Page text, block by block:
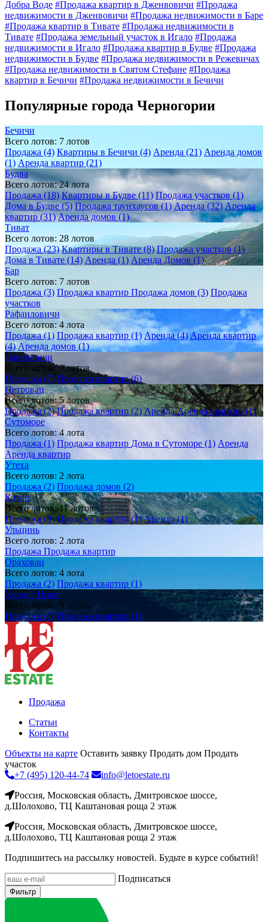
Добра Воде #Продажа квартир в Дженвовичи #Продажа
недвижимости в Дженвовичи #Продажа недвижимости в Баре
#Продажа квартир в Тивате #Продажа недвижимости в
Тивате #Продажа земельный участок в Игало #Продажа
недвижимости в Игало #Продажа квартир в Будве #Продажа
недвижимости в Будве #Продажа недвижимости в Режевичах
#Продажа недвижимости в Святом Стефане #Продажа
квартир в Бечичи #Продажа недвижимости в Бечичи
Популярные города Черногории
Бечичи
Всего лотов: 7 лотов
Продажа (4) Квартиры в Бечичи (4) Аренда (21) Аренда домов
(1) Аренда квартир (21)
Будва
Всего лотов: 24 лота
Продажа (18) Квартиры в Будве (11) Продажа участков (1)
Дома в Будве (5) Продажа таунхаусов (1) Аренда (32) Аренда
квартир (31) Аренда домов (1)
Тиват
Всего лотов: 28 лотов
Продажа (23) Квартиры в Тивате (8) Продажа участков (1)
Дома в Тивате (14) Аренда (1) Аренда Домов (1)
Бар
Всего лотов: 7 лотов
Продажа (3) Продажа квартир Продажа домов (3) Продажа
участков
Рафаиловичи
Всего лотов: 4 лота
Продажа (1) Продажа квартир (1) Аренда (4) Аренда квартир
(4) Аренда домов (1)
Дженовичи
Всего лотов: 9 лотов
Продажа (7) Продажа квартир (6)
Петровац
Всего лотов: 5 лотов
Продажа (2) Продажа квартир (2) АрендаАренда квартир (1)
Сутоморе
Всего лотов: 4 лота
Продажа (1) Продажа квартир Дома в Сутоморе (1) Аренда
Аренда квартир
Утеха
Всего лотов: 2 лота
Продажа (2) Продажа домов (2)
Котор
Всего лотов: 11 лотов
Продажа (8) Продажа квартир (1) Аренда (1)
Ульцинь
Всего лотов: 2 лота
Продажа Продажа квартир
Ораховац
Всего лотов: 4 лота
Продажа (2) Продажа квартир (1)
Херцег Нови
Всего лотов: 9 лотов
Продажа (7) Продажа квартир (1)
Продажа
Статьи
Контакты
Объекты на карте Оставить заявку Продать дом Продать
участок
+7 (495) 120-44-74
info@letoestate.ru
Россия, Московская область, Дмитровское шоссе,
д.Шолохово, ТЦ Каштановая роща 2 этаж
Россия, Московская область, Дмитровское шоссе,
д.Шолохово, ТЦ Каштановая роща 2 этаж
Подпишитесь на рассылку новостей. Будьте в курсе событий!
Подписаться
Фильтр